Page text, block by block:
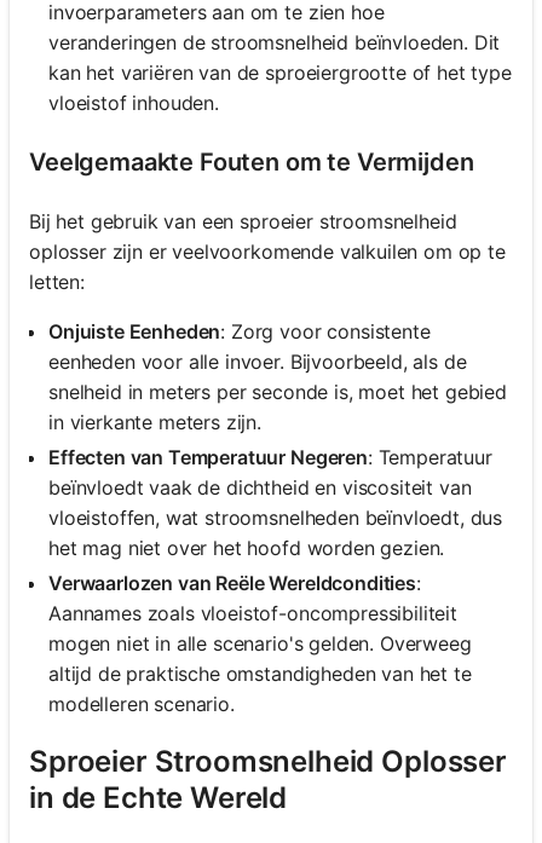
invoerparameters aan om te zien hoe
veranderingen de stroomsnelheid beïnvloeden. Dit
kan het variëren van de sproeiergrootte of het type
vloeistof inhouden.
Veelgemaakte Fouten om te Vermijden
Bij het gebruik van een sproeier stroomsnelheid
oplosser zijn er veelvoorkomende valkuilen om op te
letten:
Onjuiste Eenheden: Zorg voor consistente
eenheden voor alle invoer. Bijvoorbeeld, als de
snelheid in meters per seconde is, moet het gebied
in vierkante meters zijn.
Effecten van Temperatuur Negeren: Temperatuur
beïnvloedt vaak de dichtheid en viscositeit van
vloeistoffen, wat stroomsnelheden beïnvloedt, dus
het mag niet over het hoofd worden gezien.
Verwaarlozen van Reële Wereldcondities:
Aannames zoals vloeistof-oncompressibiliteit
mogen niet in alle scenario's gelden. Overweeg
altijd de praktische omstandigheden van het te
modelleren scenario.
Sproeier Stroomsnelheid Oplosser
in de Echte Wereld